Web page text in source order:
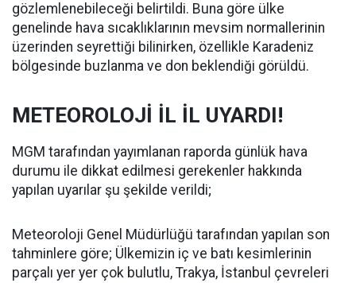
gözlemlenebileceği belirtildi. Buna göre ülke
genelinde hava sıcaklıklarının mevsim normallerinin
üzerinden seyrettiği bilinirken, özellikle Karadeniz
bölgesinde buzlanma ve don beklendiği görüldü.
METEOROLOJİ İL İL UYARDI!
MGM tarafından yayımlanan raporda günlük hava
durumu ile dikkat edilmesi gerekenler hakkında
yapılan uyarılar şu şekilde verildi;
Meteoroloji Genel Müdürlüğü tarafından yapılan son
tahminlere göre; Ülkemizin iç ve batı kesimlerinin
parçalı yer yer çok bulutlu, Trakya, İstanbul çevreleri